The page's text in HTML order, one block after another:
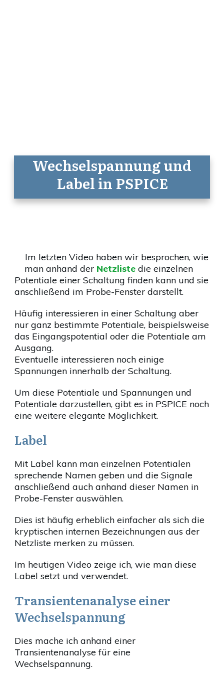
Wechselspannung und
Label in PSPICE
Im letzten Video haben wir besprochen, wie
man anhand der Netzliste die einzelnen
Potentiale einer Schaltung finden kann und sie
anschließend im Probe-Fenster darstellt.
Häufig interessieren in einer Schaltung aber
nur ganz bestimmte Potentiale, beispielsweise
das Eingangspotential oder die Potentiale am
Ausgang.
Eventuelle interessieren noch einige
Spannungen innerhalb der Schaltung.
Um diese Potentiale und Spannungen und
Potentiale darzustellen, gibt es in PSPICE noch
eine weitere elegante Möglichkeit.
Label
Mit Label kann man einzelnen Potentialen
sprechende Namen geben und die Signale
anschließend auch anhand dieser Namen in
Probe-Fenster auswählen.
Dies ist häufig erheblich einfacher als sich die
kryptischen internen Bezeichnungen aus der
Netzliste merken zu müssen.
Im heutigen Video zeige ich, wie man diese
Label setzt und verwendet.
Transientenanalyse einer
Wechselspannung
Dies mache ich anhand einer
Transientenanalyse für eine
Wechselspannung.